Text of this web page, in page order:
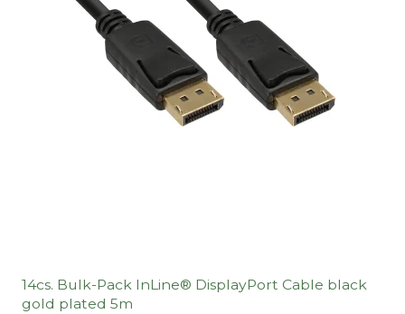
14cs. Bulk-Pack InLine® DisplayPort Cable black
gold plated 5m